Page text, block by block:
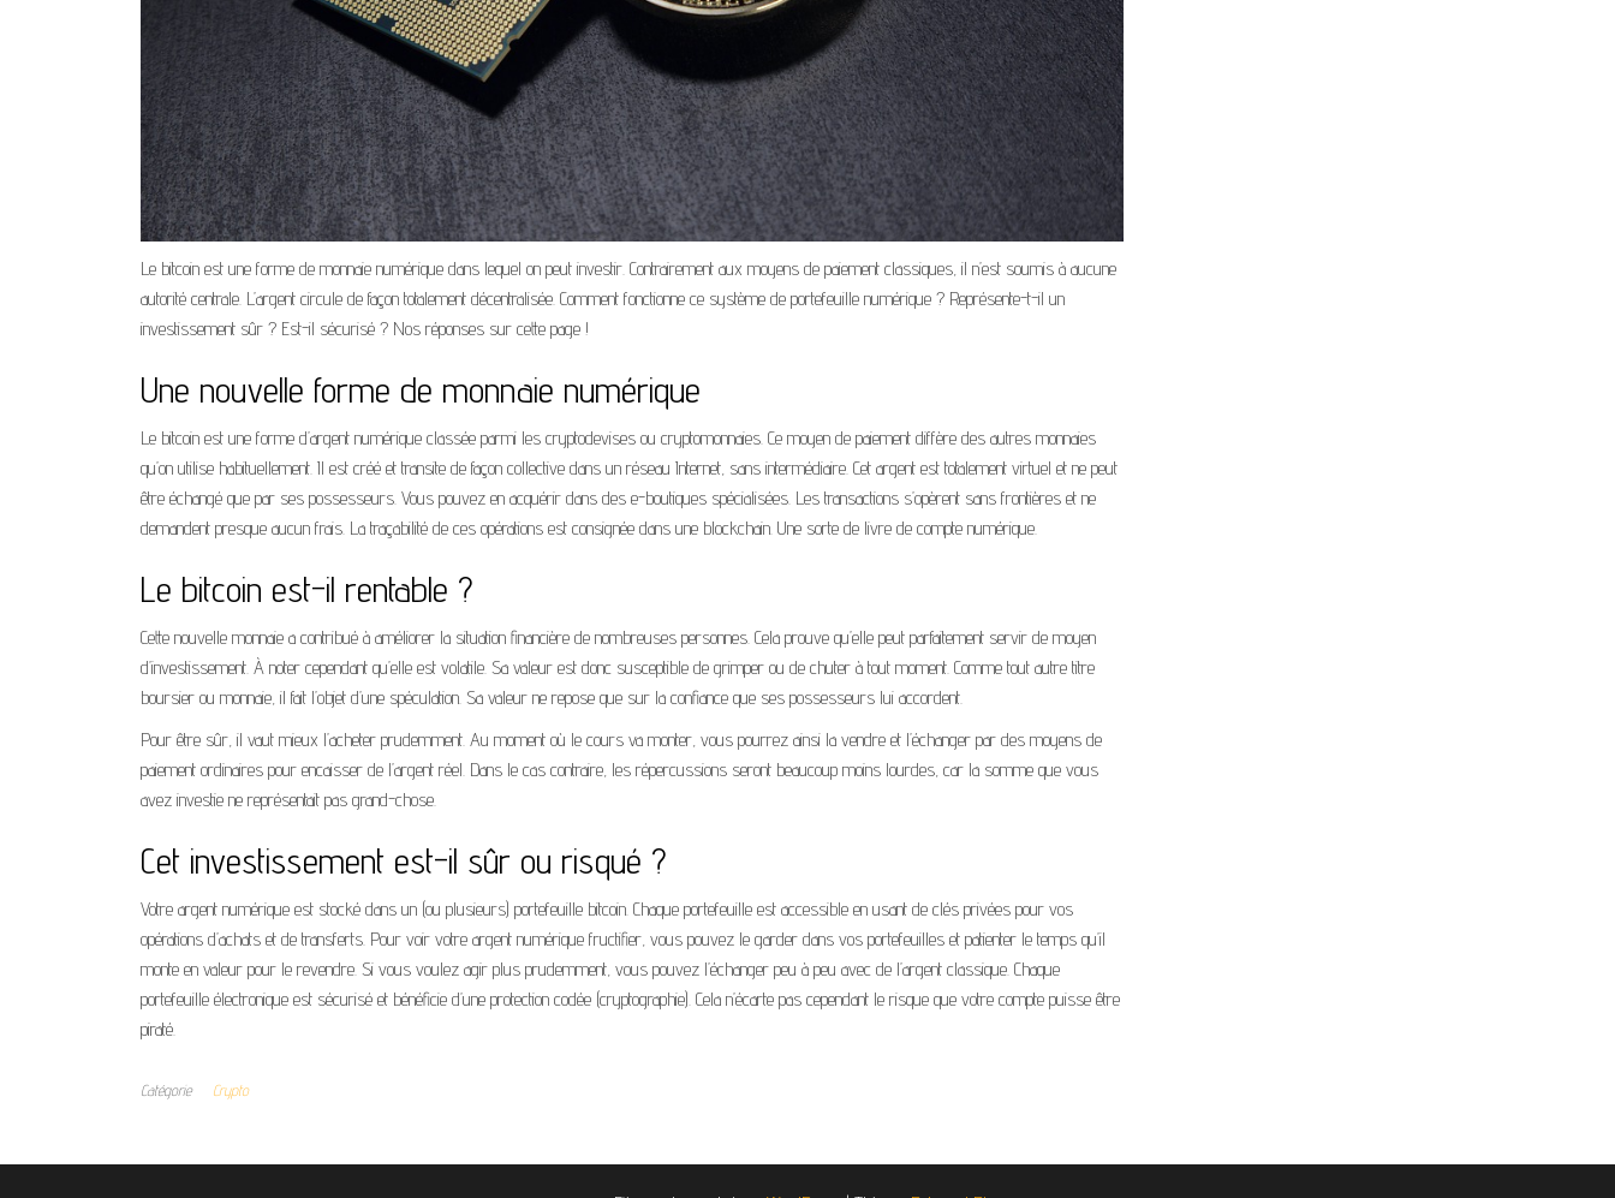
Le bitcoin est une forme de monnaie numérique dans lequel on peut investir. Contrairement aux moyens de paiement classiques, il n’est soumis à aucune
autorité centrale. L’argent circule de façon totalement décentralisée. Comment fonctionne ce système de portefeuille numérique ? Représente-t-il un
investissement sûr ? Est-il sécurisé ? Nos réponses sur cette page !
Une nouvelle forme de monnaie numérique
Le bitcoin est une forme d’argent numérique classée parmi les cryptodevises ou cryptomonnaies. Ce moyen de paiement diffère des autres monnaies
qu’on utilise habituellement. Il est créé et transite de façon collective dans un réseau Internet, sans intermédiaire. Cet argent est totalement virtuel et ne peut
être échangé que par ses possesseurs. Vous pouvez en acquérir dans des e-boutiques spécialisées. Les transactions s’opèrent sans frontières et ne
demandent presque aucun frais. La traçabilité de ces opérations est consignée dans une blockchain. Une sorte de livre de compte numérique.
Le bitcoin est-il rentable ?
Cette nouvelle monnaie a contribué à améliorer la situation financière de nombreuses personnes. Cela prouve qu’elle peut parfaitement servir de moyen
d’investissement. À noter cependant qu’elle est volatile. Sa valeur est donc susceptible de grimper ou de chuter à tout moment. Comme tout autre titre
boursier ou monnaie, il fait l’objet d’une spéculation. Sa valeur ne repose que sur la confiance que ses possesseurs lui accordent.
Pour être sûr, il vaut mieux l’acheter prudemment. Au moment où le cours va monter, vous pourrez ainsi la vendre et l’échanger par des moyens de
paiement ordinaires pour encaisser de l’argent réel. Dans le cas contraire, les répercussions seront beaucoup moins lourdes, car la somme que vous
avez investie ne représentait pas grand-chose.
Cet investissement est-il sûr ou risqué ?
Votre argent numérique est stocké dans un (ou plusieurs) portefeuille bitcoin. Chaque portefeuille est accessible en usant de clés privées pour vos
opérations d’achats et de transferts. Pour voir votre argent numérique fructifier, vous pouvez le garder dans vos portefeuilles et patienter le temps qu’il
monte en valeur pour le revendre. Si vous voulez agir plus prudemment, vous pouvez l’échanger peu à peu avec de l’argent classique. Chaque
portefeuille électronique est sécurisé et bénéficie d’une protection codée (cryptographie). Cela n’écarte pas cependant le risque que votre compte puisse être
piraté.
Catégorie Crypto